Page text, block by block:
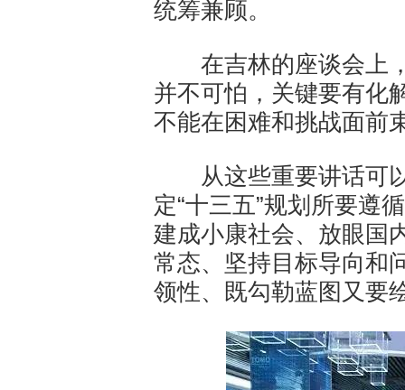
统筹兼顾。
在吉林的座谈会上，
并不可怕，关键要有化
不能在困难和挑战面前
从这些重要讲话可以
定“十三五”规划所要遵
建成小康社会、放眼国
常态、坚持目标导向和
领性、既勾勒蓝图又要